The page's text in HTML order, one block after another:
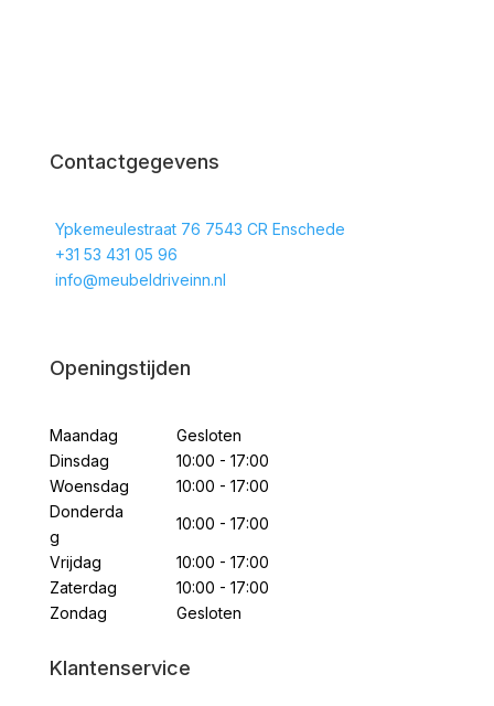
Contactgegevens
Ypkemeulestraat 76 7543 CR Enschede
+31 53 431 05 96
info@meubeldriveinn.nl
Openingstijden
Maandag
Gesloten
Dinsdag
10:00 - 17:00
Woensdag
10:00 - 17:00
Donderda
g
10:00 - 17:00
Vrijdag
10:00 - 17:00
Zaterdag
10:00 - 17:00
Zondag
Gesloten
Klantenservice